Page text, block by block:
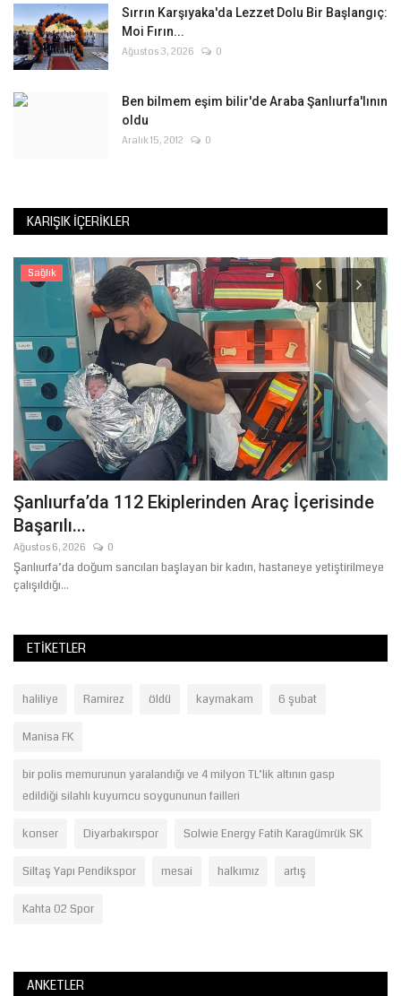
Sırrın Karşıyaka'da Lezzet Dolu Bir Başlangıç:
Moi Fırın...
Ağustos 3, 2026 0
Ben bilmem eşim bilir'de Araba Şanlıurfa'lının
oldu
Aralık 15, 2012 0
KARIŞIK İÇERIKLER
Sağlık
Şanlıurfa’da 112 Ekiplerinden Araç İçerisinde
Başarılı...
Ağustos 6, 2026 0
Şanlıurfa’da doğum sancıları başlayan bir kadın, hastaneye yetiştirilmeye
çalışıldığı...
ETIKETLER
haliliye Ramirez öldü kaymakam 6 şubat
Manisa FK
bir polis memurunun yaralandığı ve 4 milyon TL’lik altının gasp
edildiği silahlı kuyumcu soygununun failleri
konser Diyarbakırspor Solwie Energy Fatih Karagümrük SK
Siltaş Yapı Pendikspor mesai halkımız artış
Kahta 02 Spor
ANKETLER